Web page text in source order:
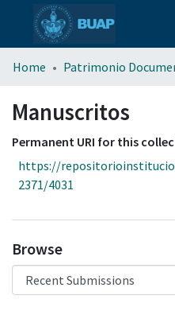
menu.section.about_menu
All of DSpace
Home Patrimonio
Manuscritos
Permanent URI for this
https://
2371/4031
Browse